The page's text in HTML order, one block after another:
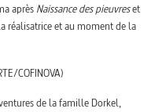
après Naissance des pieuvreset
réalisatrice et au moment de la
COFINOVA)
de la famille Dorkel,